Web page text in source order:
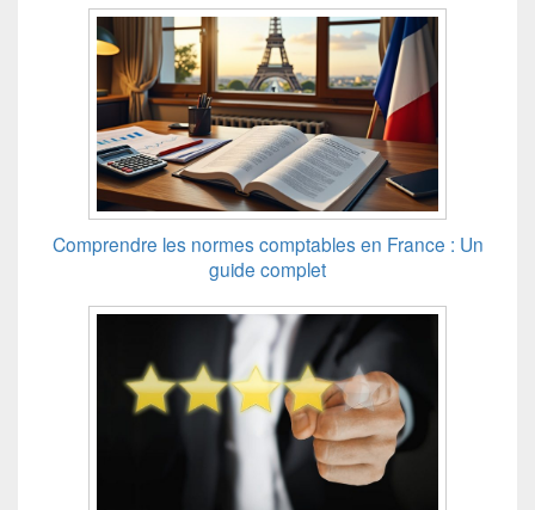
Comprendre les normes comptables en France : Un
guide complet